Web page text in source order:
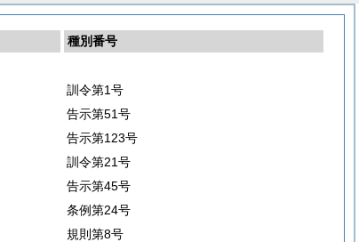
種別番号
訓令第1号
告示第51号
告示第123号
訓令第21号
告示第45号
条例第24号
規則第8号